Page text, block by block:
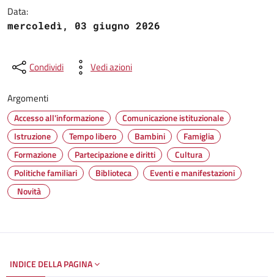
Data:
mercoledì, 03 giugno 2026
Condividi Vedi azioni
Argomenti
Accesso all'informazione
Comunicazione istituzionale
Istruzione
Tempo libero Bambini
Famiglia
Formazione
Partecipazione e diritti
Cultura
Politiche familiari
Biblioteca
Eventi e manifestazioni
Novità
INDICE DELLA PAGINA